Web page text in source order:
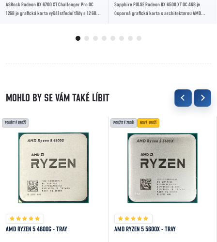
ASRock Radeon RX 6700 XT Challenger Pro OC
12GB je grafická karta vyšší střední třídy s 12 GB
Sapphire PULSE Radeon RX 6500 XT OC 4GB je
úsporná grafická karta s architekturou AMD
POUŽITÉ ZBOŽÍ
AMD RYZEN 5 4600G - TRAY
POUŽITÉ ZBOŽÍ NOVÉ ZBOŽÍ
AMD RYZEN 5 5600X - TRAY